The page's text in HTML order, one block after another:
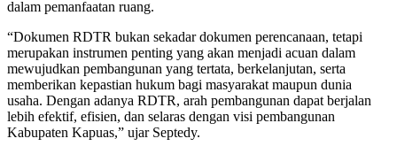
dalam pemanfaatan ruang.
“Dokumen RDTR bukan sekadar dokumen perencanaan, tetapi
merupakan instrumen penting yang akan menjadi acuan dalam
mewujudkan pembangunan yang tertata, berkelanjutan, serta
memberikan kepastian hukum bagi masyarakat maupun dunia
usaha. Dengan adanya RDTR, arah pembangunan dapat berjalan
lebih efektif, efisien, dan selaras dengan visi pembangunan
Kabupaten Kapuas,” ujar Septedy.